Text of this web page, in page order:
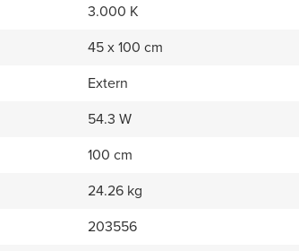
3.000 K
45 x 100 cm
Extern
54.3 W
100 cm
24.26 kg
203556